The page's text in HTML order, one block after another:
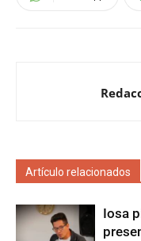
Artículo relacionados
Iosa